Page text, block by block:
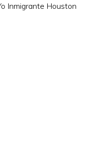
Inmigrante Houston